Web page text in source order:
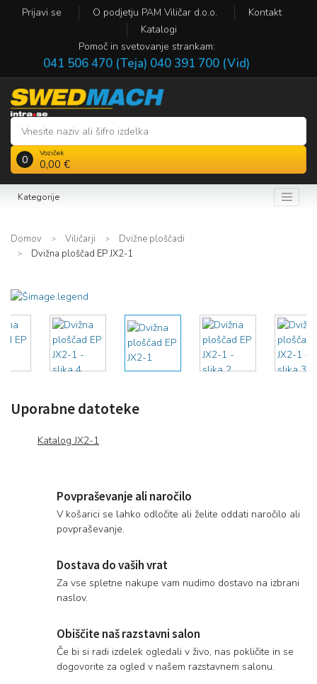
Prijavi se O podjetju PAM Viličar d.o.o.
Kontakt
Katalogi
Pomoč in svetovanje strankam:
041 506 470 (Teja) 040 391 700 (Vid)
0 Voziček
0,00 €
Kategorije
Domov Viličarji
Dvižne ploščadi
Dvižna ploščad EP JX2-1
Uporabne datoteke
Katalog JX2-1
Povpraševanje ali naročilo
V košarici se lahko odločite ali želite oddati naročilo ali
povpraševanje.
Dostava do vaših vrat
Za vse spletne nakupe vam nudimo dostavo na izbrani
naslov.
Obiščite naš razstavni salon
Če bi si radi izdelek ogledali v živo, nas pokličite in se
dogovorite za ogled v našem razstavnem salonu.